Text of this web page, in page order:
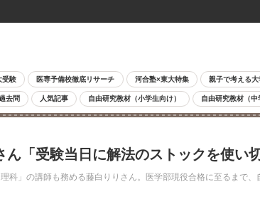
受験 医専予備校徹底リサーチ 河合塾×東大特集 親子で考える
去問 人気記事 自由研究教材（小学生向け） 自由研究教材（中
「受験当日に解法のストックを使い
」の講師も務める藤白りりさん。医学部現役合格に至るまで